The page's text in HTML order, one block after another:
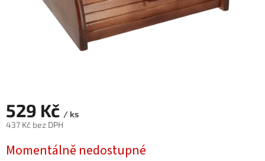
529 Kč / ks
437 Kč bez DPH
cena:
Momentálně nedostupné